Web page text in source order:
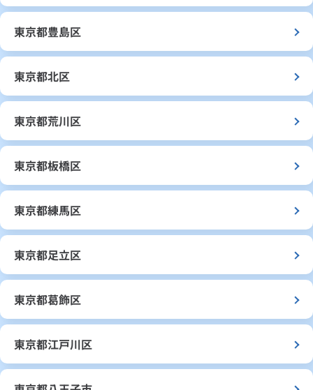
東京都豊島区
東京都北区
東京都荒川区
東京都板橋区
東京都練馬区
東京都足立区
東京都葛飾区
東京都江戸川区